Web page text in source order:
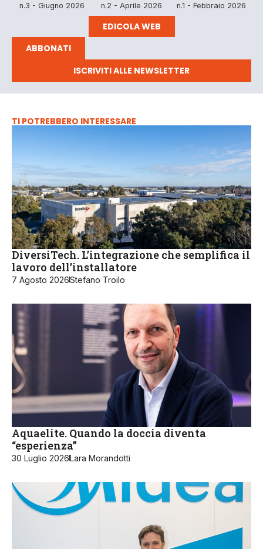
n.3 - Giugno 2026 n.2 - Aprile 2026 n.1 - Febbraio 2026
EDICOLA WEB
ABBONATI
ISCRIVITI ALLE NEWSLETTER
TI POTREBBERO INTERESSARE
DiversiTech. L’integrazione che semplifica il
lavoro dell’installatore
7 Agosto 2026Stefano Troilo
Aquaelite. Quando la doccia diventa
“esperienza”
30 Luglio 2026Lara Morandotti